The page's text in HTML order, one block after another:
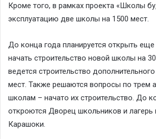
Кроме того, в рамках проекта «Школы
эксплуатацию две школы на 1500 мест.
До конца года планируется открыть
начать строительство новой школы на
ведется строительство
мест. Также решаются вопросы по трем
школам – начато их строительство. До
откроются Дворец школьников и лагерь
Карашоки.